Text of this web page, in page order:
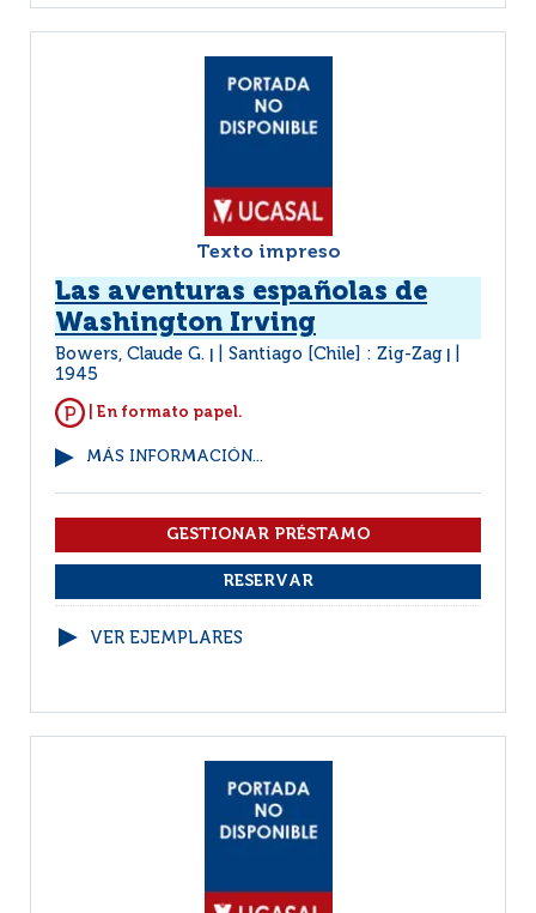
Texto impreso
Las aventuras españolas de
Washington Irving
Bowers, Claude G. Santiago [Chile] : Zig-Zag
1945
| En formato papel.
MÁS INFORMACIÓN...
VER EJEMPLARES